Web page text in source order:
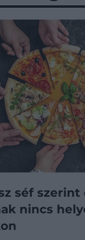
séf szerint
nincs